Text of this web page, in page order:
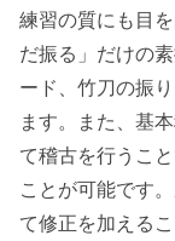
練習の質にも目
だ振る」だけの
ード、竹刀の振
ます。また、基
て稽古を行うこ
ことが可能です
て修正を加える